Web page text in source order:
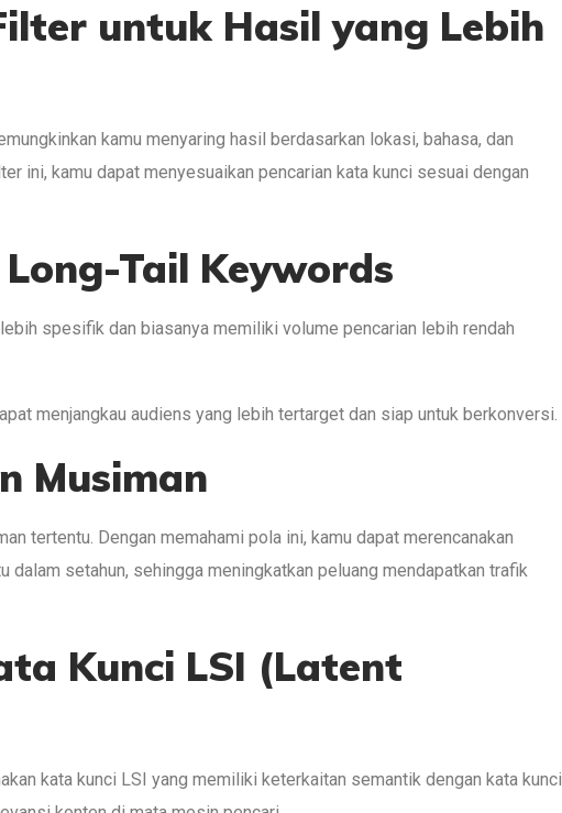
untuk Hasil yang Lebih
kamu menyaring hasil berdasarkan lokasi, bahasa, dan
ini, kamu dapat menyesuaikan pencarian kata kunci sesuai dengan
Tail Keywords
spesifik dan biasanya memiliki volume pencarian lebih rendah
menjangkau audiens yang lebih tertarget dan siap untuk berkonversi.
Musiman
tertentu. Dengan memahami pola ini, kamu dapat merencanakan
setahun, sehingga meningkatkan peluang mendapatkan trafik
Kunci LSI (Latent
kata kunci LSI yang memiliki keterkaitan semantik dengan kata kunci